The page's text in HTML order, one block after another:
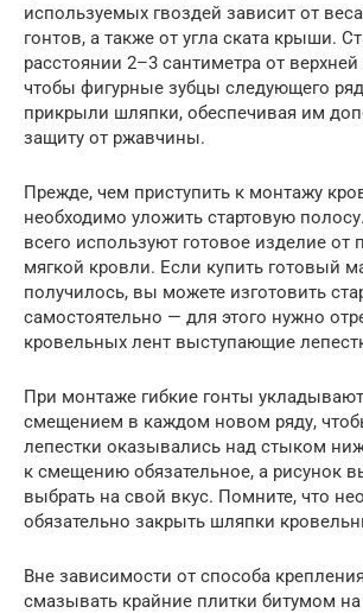
используемых гвоздей зависит от
гонтов, а также от угла ската крыши.
расстоянии 2–3 сантиметра от
чтобы фигурные зубцы следующего
прикрыли шляпки, обеспечивая им
защиту от ржавчины.
Прежде, чем приступить к монтажу
необходимо уложить стартовую
всего используют готовое изделие от
мягкой кровли. Если купить готовый
получилось, вы можете изготовить
самостоятельно — для этого нужно
кровельных лент выступающие
При монтаже гибкие гонты
смещением в каждом новом ряду,
лепестки оказывались над стыком
к смещению обязательное, а рисунок
выбрать на свой вкус. Помните, что
обязательно закрыть шляпки
Вне зависимости от способа
смазывать крайние плитки битумом